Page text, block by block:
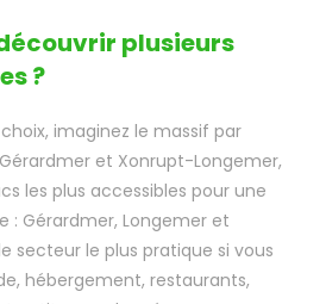
plusieurs
?
imaginez le massif par
et Xonrupt-Longemer,
les plus accessibles pour une
: Gérardmer, Longemer et
secteur le plus pratique si vous
hébergement, restaurants,